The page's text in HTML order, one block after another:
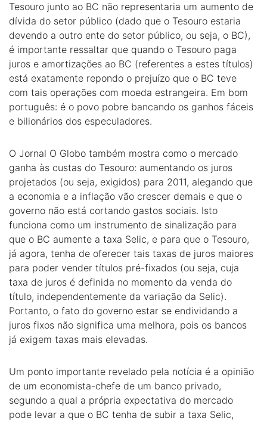
Tesouro junto ao BC não representaria um aumento de
dívida do setor público (dado que o Tesouro estaria
devendo a outro ente do setor público, ou seja, o BC),
é importante ressaltar que quando o Tesouro paga
juros e amortizações ao BC (referentes a estes títulos)
está exatamente repondo o prejuízo que o BC teve
com tais operações com moeda estrangeira. Em bom
português: é o povo pobre bancando os ganhos fáceis
e bilionários dos especuladores.
O Jornal O Globo também mostra como o mercado
ganha às custas do Tesouro: aumentando os juros
projetados (ou seja, exigidos) para 2011, alegando que
a economia e a inflação vão crescer demais e que o
governo não está cortando gastos sociais. Isto
funciona como um instrumento de sinalização para
que o BC aumente a taxa Selic, e para que o Tesouro,
já agora, tenha de oferecer tais taxas de juros maiores
para poder vender títulos pré-fixados (ou seja, cuja
taxa de juros é definida no momento da venda do
título, independentemente da variação da Selic).
Portanto, o fato do governo estar se endividando a
juros fixos não significa uma melhora, pois os bancos
já exigem taxas mais elevadas.
Um ponto importante revelado pela notícia é a opinião
de um economista-chefe de um banco privado,
segundo a qual a própria expectativa do mercado
pode levar a que o BC tenha de subir a taxa Selic,